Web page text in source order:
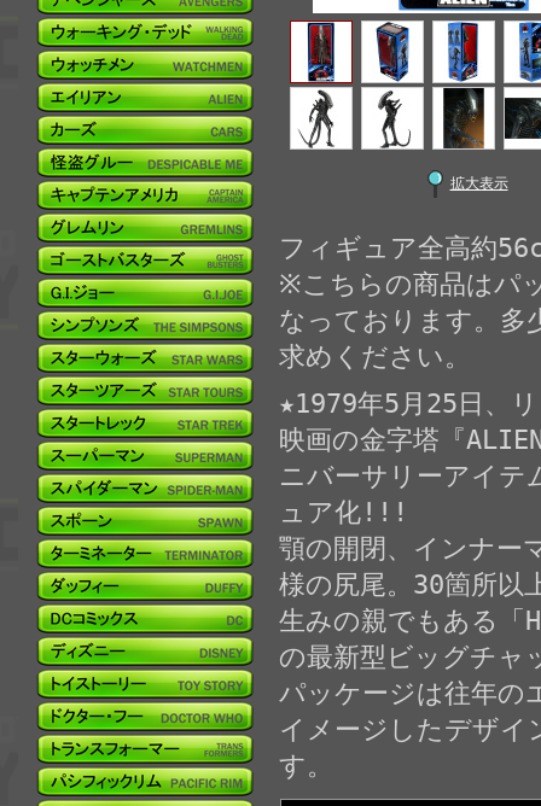
拡大表示
フィギュア全高約
※こちらの商品はパ
なっております。多
求めください。
★1979年5月25日、
映画の金字塔『
ニバーサリーアイ
ュア化!!!
顎の開閉、インナー
様の尻尾。30箇所以
生みの親でもある「
の最新型ビッグチ
パッケージは往年の
イメージしたデザイ
す。